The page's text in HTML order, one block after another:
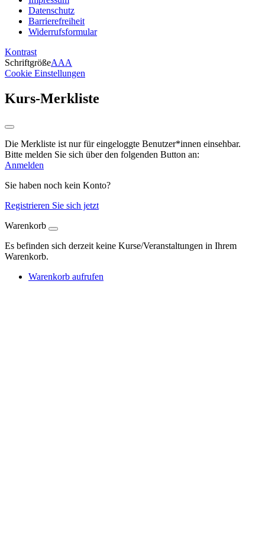
Datenschutz
Barrierefreiheit
Widerrufsformular
Kontrast
SchriftgrößeAAA
Cookie Einstellungen
Kurs-Merkliste
Die Merkliste ist nur für eingeloggte Benutzer*innen einsehbar.
Bitte melden Sie sich über den folgenden Button an:
Anmelden
Sie haben noch kein Konto?
Registrieren Sie sich jetzt
Warenkorb
Es befinden sich derzeit keine Kurse/Veranstaltungen in Ihrem
Warenkorb.
Warenkorb aufrufen